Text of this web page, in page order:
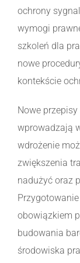
ochrony
wymogi
szkoleń dla
nowe
kontekście
Nowe
wprowadzają
wdrożenie
zwiększenia
nadużyć oraz
obowiązkiem
budowania
środowiska